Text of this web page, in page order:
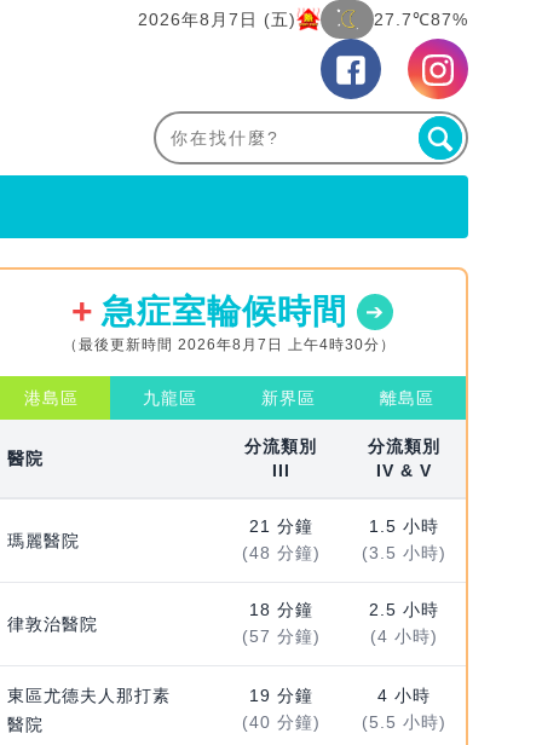
2026年8月7日 (五) 27.7℃87%
急症室輪候時間
（最後更新時間 2026年8月7日 上午4時30分）
港島區 九龍區 新界區 離島區
醫院
分流類別
III
分流類別
IV & V
瑪麗醫院
21 分鐘
(48 分鐘)
1.5 小時
(3.5 小時)
律敦治醫院
18 分鐘
(57 分鐘)
2.5 小時
(4 小時)
東區尤德夫人那打素
醫院
19 分鐘
(40 分鐘)
4 小時
(5.5 小時)